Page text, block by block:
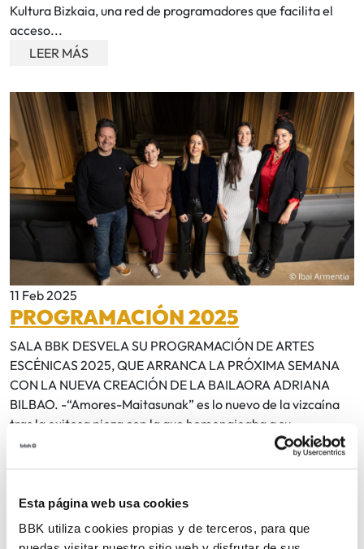
Esta página web usa cookies
BBK utiliza cookies propias y de terceros, para que
Kultura Bizkaia, una red de programadores que facilita el
acceso...
LEER MÁS
11 Feb 2025
PROGRAMACIÓN 2025
SALA BBK DESVELA SU PROGRAMACIÓN DE ARTES
ESCÉNICAS 2025, QUE ARRANCA LA PRÓXIMA SEMANA
CON LA NUEVA CREACIÓN DE LA BAILAORA ADRIANA
BILBAO. -“Amores-Maitasunak” es lo nuevo de la vizcaína
tras la exitosa pieza con la que homenajeaba a su...
LEER MÁS